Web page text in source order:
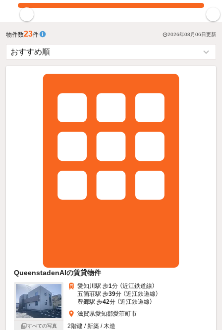
物件数23件 2026年08月06日更新
QueenstadenAIの賃貸物件
すべての写真
愛知川駅 歩1分 （近江鉄道線）
五箇荘駅 歩39分 （近江鉄道線）
豊郷駅 歩42分 （近江鉄道線）
滋賀県愛知郡愛荘町市
2階建 / 新築 / 木造